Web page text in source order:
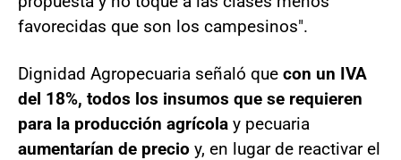
favorecidas que son los campesinos".
Dignidad Agropecuaria señaló que con un IVA
del 18%, todos los insumos que se requieren
para la producción agrícola y pecuaria
aumentarían de precio y, en lugar de reactivar el